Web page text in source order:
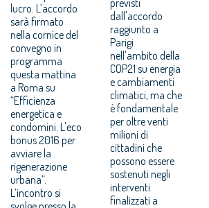
lucro. L’accordo
sarà firmato
nella cornice del
convegno in
programma
questa mattina
a Roma su
“Efficienza
energetica e
condomini. L'eco
bonus 2016 per
avviare la
rigenerazione
urbana”.
L’incontro si
dall'accordo
raggiunto a
Parigi
nell'ambito della
COP21 su energia
e cambiamenti
climatici, ma che
è fondamentale
per oltre venti
milioni di
cittadini che
possono essere
sostenuti negli
interventi
finalizzati a